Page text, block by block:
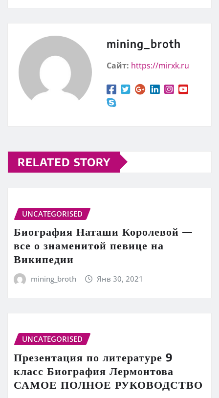
mining_broth
Сайт: https://mirxk.ru
RELATED STORY
UNCATEGORISED
Биография Наташи Королевой —
все о знаменитой певице на
Википедии
mining_broth Янв 30, 2021
UNCATEGORISED
Презентация по литературе 9
класс Биография Лермонтова
САМОЕ ПОЛНОЕ РУКОВОДСТВО